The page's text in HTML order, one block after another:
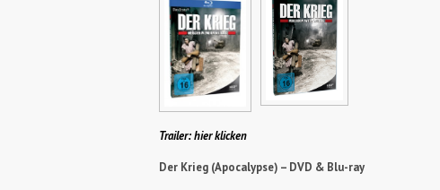
Trailer: hier klicken
Der Krieg (Apocalypse) – DVD & Blu-ray